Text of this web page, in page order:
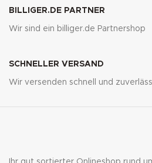
BILLIGER.DE PARTNER
Wir sind ein billiger.de Partnershop
SCHNELLER VERSAND
Wir versenden schnell und